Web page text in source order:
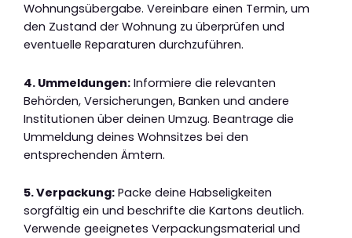
Wohnungsübergabe. Vereinbare einen Termin, um
den Zustand der Wohnung zu überprüfen und
eventuelle Reparaturen durchzuführen.
4. Ummeldungen: Informiere die relevanten
Behörden, Versicherungen, Banken und andere
Institutionen über deinen Umzug. Beantrage die
Ummeldung deines Wohnsitzes bei den
entsprechenden Ämtern.
5. Verpackung: Packe deine Habseligkeiten
sorgfältig ein und beschrifte die Kartons deutlich.
Verwende geeignetes Verpackungsmaterial und